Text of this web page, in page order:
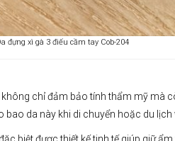
đựng xì gà 3 điếu cầm tay Cob-204
chỉ đảm bảo tính thẩm mỹ mà
da này khi di chuyển hoặc du lịch
biệt được thiết kế tinh tế giúp giữ